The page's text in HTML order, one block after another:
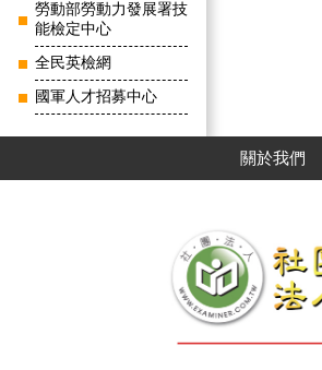
勞動部勞動力發展署技
能檢定中心
全民英檢網
國軍人才招募中心
關於我們